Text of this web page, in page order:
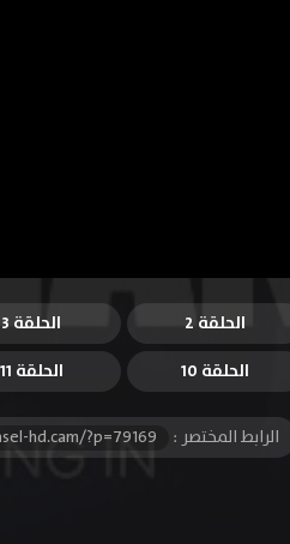
الحلقة 2 الحلقة 3
الحلقة 10 الحلقة 11
الرابط المختصر : hd.cam/?p=79169